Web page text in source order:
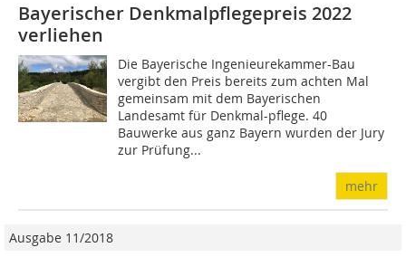
Bayerischer Denkmalpflegepreis 2022
verliehen
Die Bayerische Ingenieurekammer-Bau
vergibt den Preis bereits zum achten Mal
gemeinsam mit dem Bayerischen
Landesamt für Denkmal-pflege. 40
Bauwerke aus ganz Bayern wurden der Jury
zur Prüfung...
mehr
Ausgabe 11/2018